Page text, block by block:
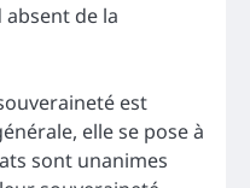
de la
est
elle se pose à
sont unanimes